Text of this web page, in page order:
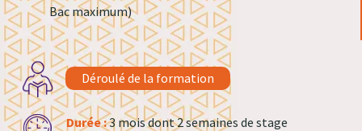
Bac maximum)
Déroulé de la formation
Durée :3 mois dont 2 semaines de stage